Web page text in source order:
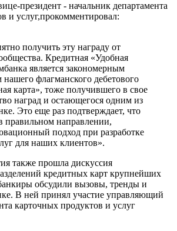
президент - начальник департамента
и услуг,прокомментировал:
получить эту награду от
Кредитная «Удобная
является закономерным
флагманского дебетового
карта», тоже получившего в свое
наград и остающегося одним из
Это еще раз подтверждает, что
правильном направлении,
подход при разработке
для наших клиентов».
также прошла дискуссия
кредитных карт крупнейших
обсудили вызовы, тренды и
В ней принял участие управляющий
карточных продуктов и услуг